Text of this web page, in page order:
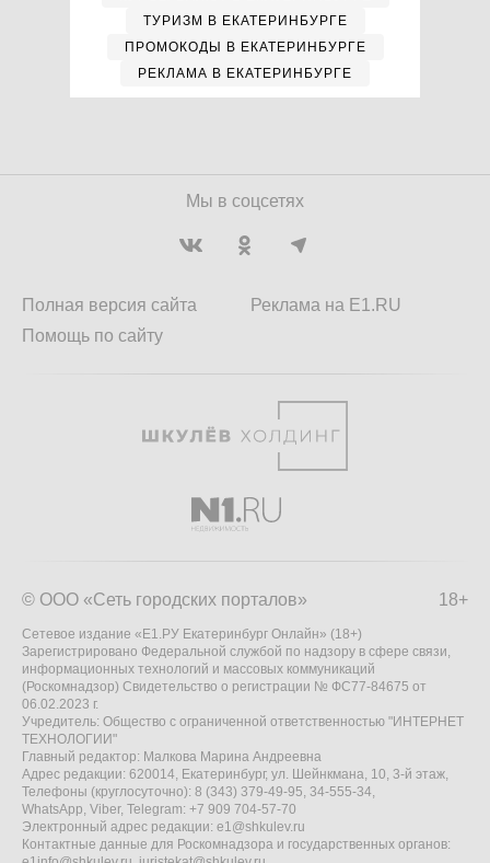
ТУРИЗМ В ЕКАТЕРИНБУРГЕ
ПРОМОКОДЫ В ЕКАТЕРИНБУРГЕ
РЕКЛАМА В ЕКАТЕРИНБУРГЕ
Мы в соцсетях
Полная версия сайта
Помощь по сайту
Реклама на E1.RU
18+
© ООО «Сеть городских порталов»
Сетевое издание «Е1.РУ Екатеринбург Онлайн» (18+)
Зарегистрировано Федеральной службой по надзору в сфере связи,
информационных технологий и массовых коммуникаций
(Роскомнадзор) Свидетельство о регистрации № ФС77-84675 от
06.02.2023 г.
Учредитель: Общество с ограниченной ответственностью "ИНТЕРНЕТ
ТЕХНОЛОГИИ"
Главный редактор: Малкова Марина Андреевна
Адрес редакции: 620014, Екатеринбург, ул. Шейнкмана, 10, 3-й этаж,
Телефоны (круглосуточно): 8 (343) 379-49-95, 34-555-34,
WhatsApp, Viber, Telegram: +7 909 704-57-70
Электронный адрес редакции: e1@shkulev.ru
Контактные данные для Роскомнадзора и государственных органов: